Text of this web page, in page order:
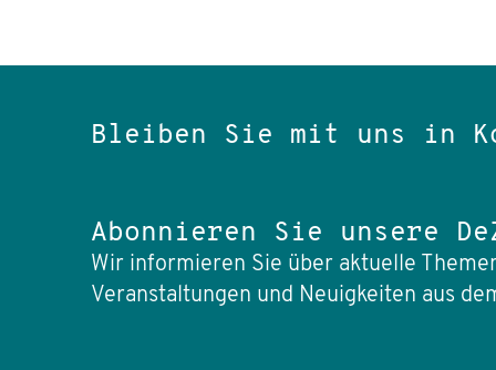
Bleiben Sie mit uns in
Abonnieren Sie unsere
Wir informieren Sie über aktuelle
Veranstaltungen und Neuigkeiten aus